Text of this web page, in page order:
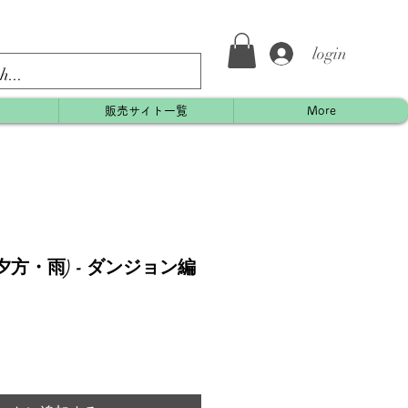
login
販売サイト一覧 More
・雨) - ダンジョン編